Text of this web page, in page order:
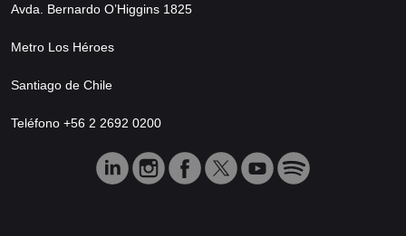
Avda. Bernardo O’Higgins 1825
Metro Los Héroes
Santiago de Chile
Teléfono +56 2 2692 0200